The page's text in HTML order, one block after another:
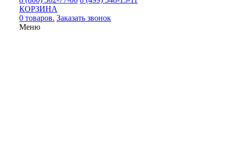
КОРЗИНА
0 товаров. Заказать звонок
Меню